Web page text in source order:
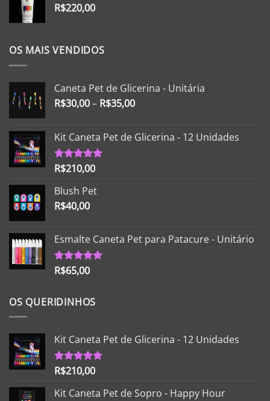
R$220,00
OS MAIS VENDIDOS
Caneta Pet de Glicerina - Unitária
R$30,00– R$35,00
Kit Caneta Pet de Glicerina - 12 Unidades
Avaliação
de 5
R$210,00
Blush Pet
R$40,00
Esmalte Caneta Pet para Patacure - Unitário
Avaliação
de 5
R$65,00
OS QUERIDINHOS
Kit Caneta Pet de Glicerina - 12 Unidades
Avaliação
R$210,00
Kit Caneta Pet de Sopro - Happy Hour